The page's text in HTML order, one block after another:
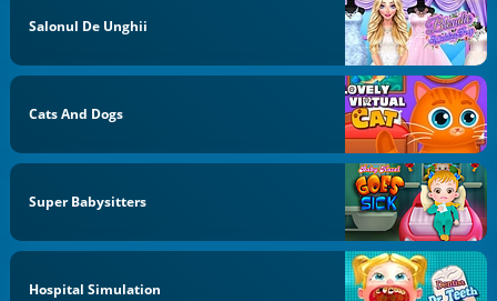
Salonul De Unghii
Cats And Dogs
Super Babysitters
Hospital Simulation